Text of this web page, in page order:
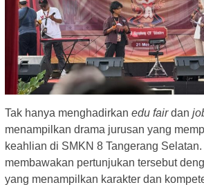
Tak hanya menghadirkan edu fairdan
menampilkan drama jurusan yang
keahlian di SMKN 8 Tangerang
membawakan pertunjukan tersebut
yang menampilkan karakter dan